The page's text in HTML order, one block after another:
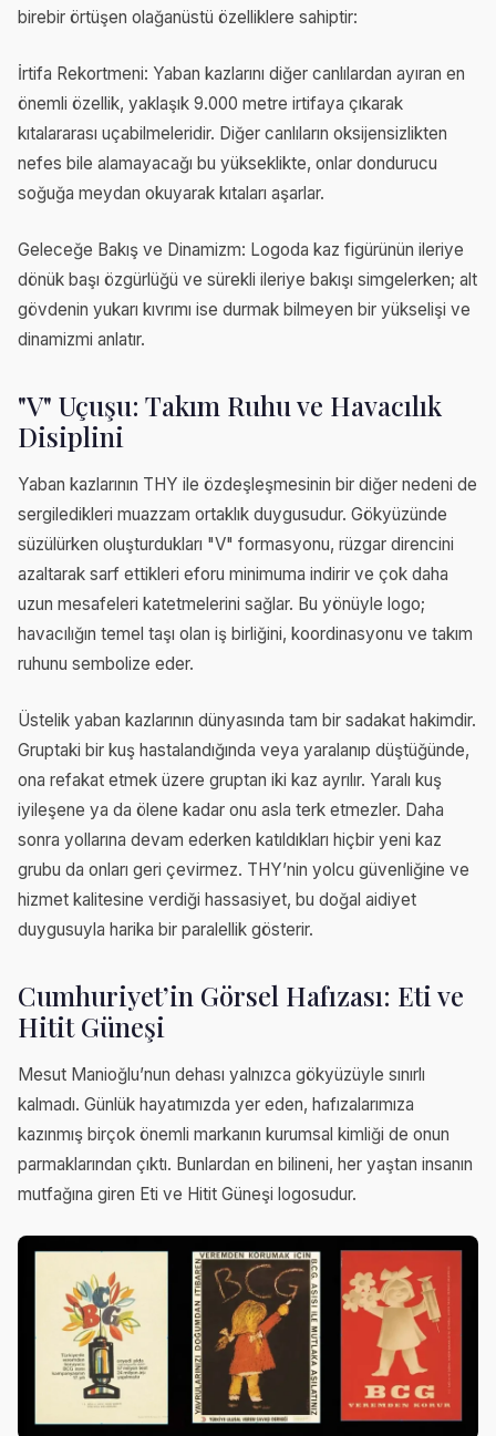
birebir örtüşen olağanüstü özelliklere sahiptir:
İrtifa Rekortmeni: Yaban kazlarını diğer canlılardan ayıran en
önemli özellik, yaklaşık 9.000 metre irtifaya çıkarak
kıtalararası uçabilmeleridir. Diğer canlıların oksijensizlikten
nefes bile alamayacağı bu yükseklikte, onlar dondurucu
soğuğa meydan okuyarak kıtaları aşarlar.
Geleceğe Bakış ve Dinamizm: Logoda kaz figürünün ileriye
dönük başı özgürlüğü ve sürekli ileriye bakışı simgelerken; alt
gövdenin yukarı kıvrımı ise durmak bilmeyen bir yükselişi ve
dinamizmi anlatır.
"V" Uçuşu: Takım Ruhu ve Havacılık
Disiplini
Yaban kazlarının THY ile özdeşleşmesinin bir diğer nedeni de
sergiledikleri muazzam ortaklık duygusudur. Gökyüzünde
süzülürken oluşturdukları "V" formasyonu, rüzgar direncini
azaltarak sarf ettikleri eforu minimuma indirir ve çok daha
uzun mesafeleri katetmelerini sağlar. Bu yönüyle logo;
havacılığın temel taşı olan iş birliğini, koordinasyonu ve takım
ruhunu sembolize eder.
Üstelik yaban kazlarının dünyasında tam bir sadakat hakimdir.
Gruptaki bir kuş hastalandığında veya yaralanıp düştüğünde,
ona refakat etmek üzere gruptan iki kaz ayrılır. Yaralı kuş
iyileşene ya da ölene kadar onu asla terk etmezler. Daha
sonra yollarına devam ederken katıldıkları hiçbir yeni kaz
grubu da onları geri çevirmez. THY’nin yolcu güvenliğine ve
hizmet kalitesine verdiği hassasiyet, bu doğal aidiyet
duygusuyla harika bir paralellik gösterir.
Cumhuriyet’in Görsel Hafızası: Eti ve
Hitit Güneşi
Mesut Manioğlu’nun dehası yalnızca gökyüzüyle sınırlı
kalmadı. Günlük hayatımızda yer eden, hafızalarımıza
kazınmış birçok önemli markanın kurumsal kimliği de onun
parmaklarından çıktı. Bunlardan en bilineni, her yaştan insanın
mutfağına giren Eti ve Hitit Güneşi logosudur.